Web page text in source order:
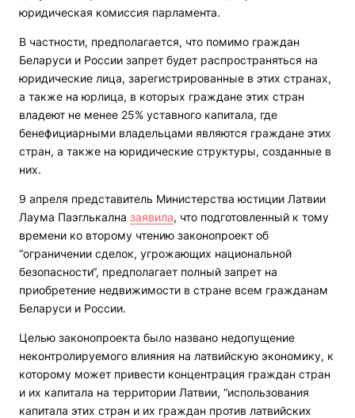
юридическая комиссия парламента.
В частности, предполагается, что помимо граждан
Беларуси и России запрет будет распространяться на
юридические лица, зарегистрированные в этих странах,
а также на юрлица, в которых граждане этих стран
владеют не менее 25% уставного капитала, где
бенефициарными владельцами являются граждане этих
стран, а также на юридические структуры, созданные в
них.
9 апреля представитель Министерства юстиции Латвии
Лаума Паэглькална заявила, что подготовленный к тому
времени ко второму чтению законопроект об
“ограничении сделок, угрожающих национальной
безопасности“, предполагает полный запрет на
приобретение недвижимости в стране всем гражданам
Беларуси и России.
Целью законопроекта было названо недопущение
неконтролируемого влияния на латвийскую экономику, к
которому может привести концентрация граждан стран
и их капитала на территории Латвии, “использования
капитала этих стран и их граждан против латвийских